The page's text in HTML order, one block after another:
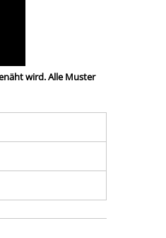
wird. Alle Muster